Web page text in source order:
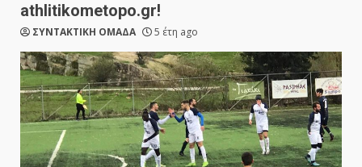
athlitikometopo.gr!
ΣΥΝΤΑΚΤΙΚΗ ΟΜΑΔΑ 5 έτη ago